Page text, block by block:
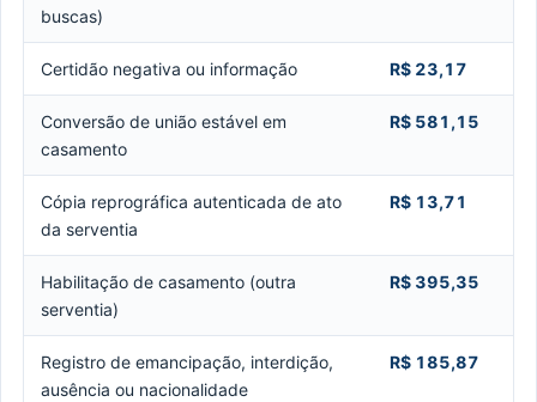
buscas)
Certidão negativa ou informação R$ 23,17
Conversão de união estável em
casamento
R$ 581,15
Cópia reprográfica autenticada de ato
da serventia
R$ 13,71
Habilitação de casamento (outra
serventia)
R$ 395,35
Registro de emancipação, interdição,
ausência ou nacionalidade
R$ 185,87